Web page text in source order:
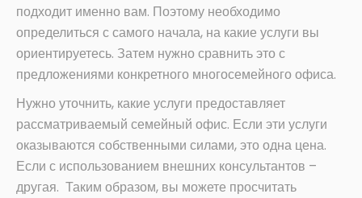
подходит именно вам. Поэтому необходимо
определиться с самого начала, на какие услуги вы
ориентируетесь. Затем нужно сравнить это с
предложениями конкретного многосемейного офиса.
Нужно уточнить, какие услуги предоставляет
рассматриваемый семейный офис. Если эти услуги
оказываются собственными силами, это одна цена.
Если с использованием внешних консультантов –
другая. Таким образом, вы можете просчитать